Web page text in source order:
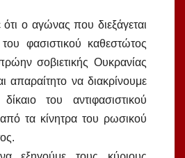
ο αγώνας που διεξάγεται
φασιστικού καθεστώτος
σοβιετικής Ουκρανίας
απαραίτητο να διακρίνουμε
δίκαιο του αντιφασιστικού
τα κίνητρα του ρωσικού